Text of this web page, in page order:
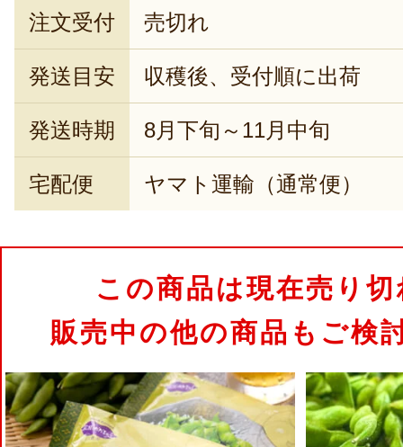
注文受付 売切れ
発送目安 収穫後、受付順に出荷
発送時期 8月下旬～11月中旬
宅配便 ヤマト運輸（通常便）
この商品は現在売り
販売中の他の商品もご検